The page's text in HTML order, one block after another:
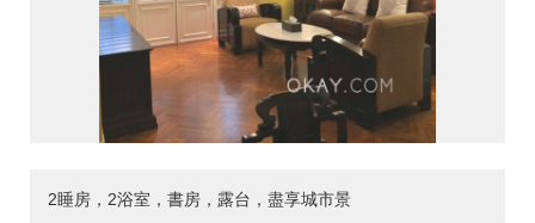
2睡房，2浴室，書房，露台，盡享城市景